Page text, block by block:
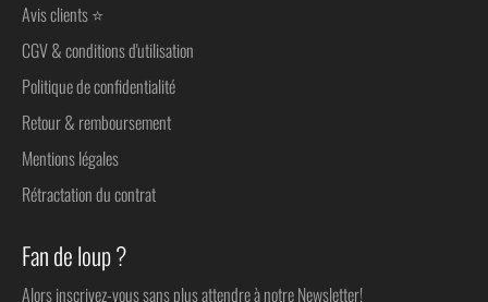
Avis clients ⭐
CGV & conditions d'utilisation
Politique de confidentialité
Retour & remboursement
Mentions légales
Rétractation du contrat
Fan de loup ?
Alors inscrivez-vous sans plus attendre à notre Newsletter!